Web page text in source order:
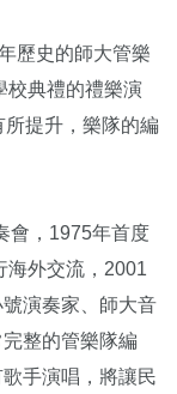
歷史的師大管樂
校典禮的禮樂演
提升，樂隊的編
會，1975年首度
海外交流，2001
演奏家、師大音
整的管樂隊編
手演唱，將讓民